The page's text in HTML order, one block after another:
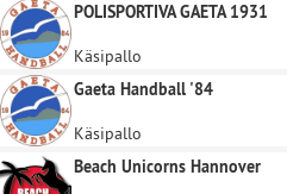
POLISPORTIVA GAETA 1931
Käsipallo
Gaeta Handball '84
Käsipallo
Beach Unicorns Hannover